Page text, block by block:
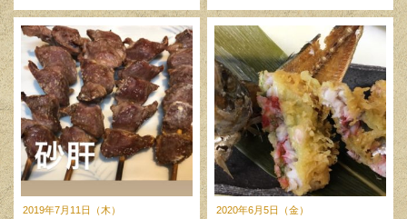
2019年7月11日（木） 2020年6月5日（金）